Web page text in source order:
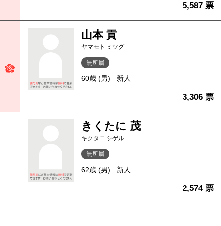
5,587 票
山本 貢
ヤマモト ミツグ
無所属
60歳 (男) 新人
3,306 票
きくたに 茂
キクタニ シゲル
無所属
62歳 (男) 新人
2,574 票